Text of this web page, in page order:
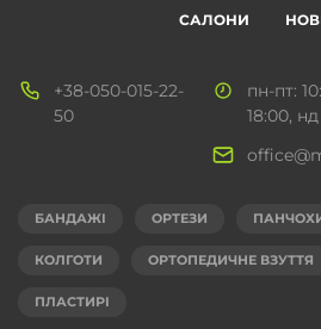
пн-пт:
18:00,
+38-050-015-22-
50
БАНДАЖІ ОРТЕЗИ
КОЛГОТИ ОРТОПЕДИЧНЕ ВЗУТТЯ
ПЛАСТИРІ
САЛОНИ